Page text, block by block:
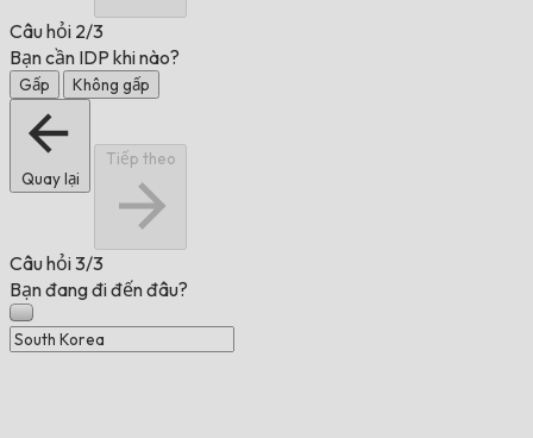
Câu hỏi 2/3
Bạn cần IDP khi nào?
Gấp Không gấp
Quay lại
Tiếp theo
Câu hỏi3/3
Bạn đang đi đến đâu?